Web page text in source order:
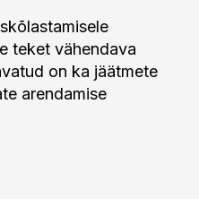
teket vähendava
on ka jäätmete
arendamise